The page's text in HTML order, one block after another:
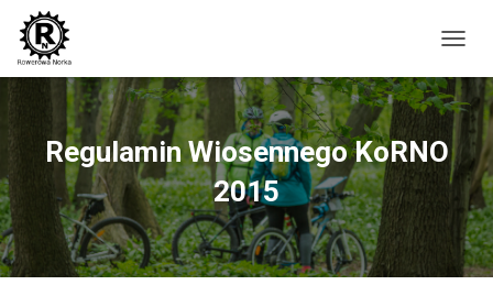
R
Z
E
Ą
C
W
Regulamin Wiosennego KoRNO
2015